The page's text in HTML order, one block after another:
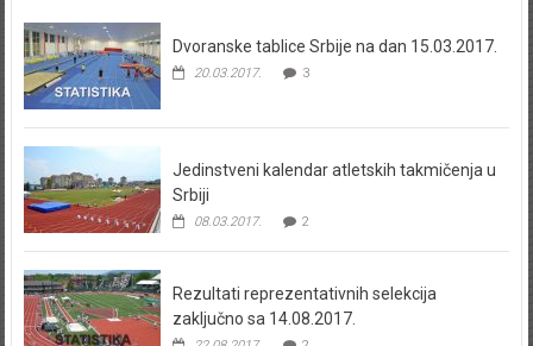
Dvoranske tablice Srbije na dan 15.03.2017.
20.03.2017. 3
Jedinstveni kalendar atletskih takmičenja u
Srbiji
08.03.2017. 2
Rezultati reprezentativnih selekcija
zaključno sa 14.08.2017.